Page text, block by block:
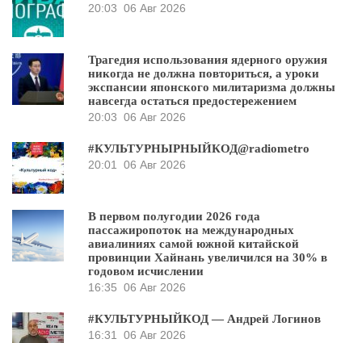
20:03 06 Авг 2026
Трагедия использования ядерного оружия
никогда не должна повториться, а уроки
экспансии японского милитаризма должны
навсегда остаться предостережением
20:03 06 Авг 2026
#КУЛЬТУРНЫРНЫЙКОД@radiometro
20:01
06 Авг 2026
В первом полугодии 2026 года
пассажиропоток на международных
авиалиниях самой южной китайской
провинции Хайнань увеличился на 30% в
годовом исчислении
16:35 06 Авг 2026
#КУЛЬТУРНЫЙКОД — Андрей Логинов
16:31
06 Авг 2026